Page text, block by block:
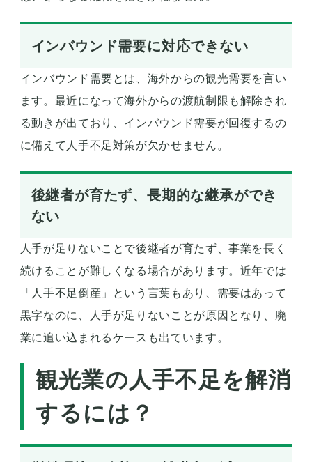
インバウンド需要に対応できない
インバウンド需要とは、海外からの観光需要を言い
ます。最近になって海外からの渡航制限も解除され
る動きが出ており、インバウンド需要が回復するの
に備えて人手不足対策が欠かせません。
後継者が育たず、長期的な継承ができ
ない
人手が足りないことで後継者が育たず、事業を長く
続けることが難しくなる場合があります。近年では
「人手不足倒産」という言葉もあり、需要はあって
黒字なのに、人手が足りないことが原因となり、廃
業に追い込まれるケースも出ています。
観光業の人手不足を解消
するには？